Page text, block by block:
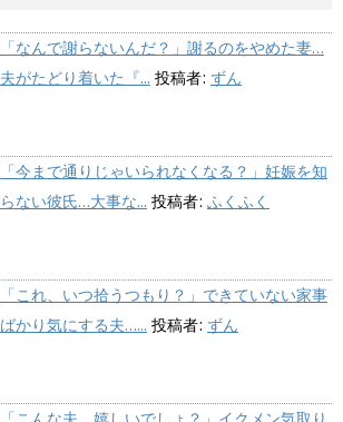
「なんで謝らないんだ？」謝るのをやめた妻…
夫がたどり着いた『... 投稿者: ずん
「今まで通りじゃいられなくなる？」妊娠を知
らない彼氏…大事な... 投稿者: ふくふく
「これ、いつ拾うつもり？」できていない家事
ばかり気にする夫…... 投稿者: ずん